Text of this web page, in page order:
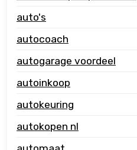
auto's
autocoach
autogarage voordeel
autoinkoop
autokeuring
autokopen nl